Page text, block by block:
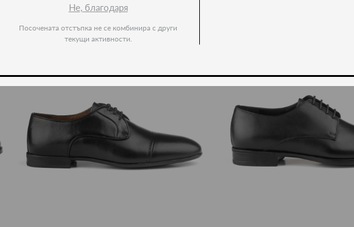
Не, благодаря
Посочената отстъпка не се комбинира с други
текущи активности.